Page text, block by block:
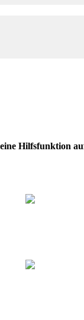
Hilfsfunktion